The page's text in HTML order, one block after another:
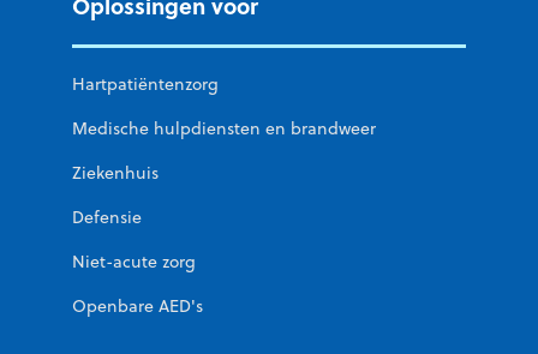
Hartpatiëntenzorg
Medische hulpdiensten en brandweer
Ziekenhuis
Defensie
Niet-acute zorg
Openbare AED's